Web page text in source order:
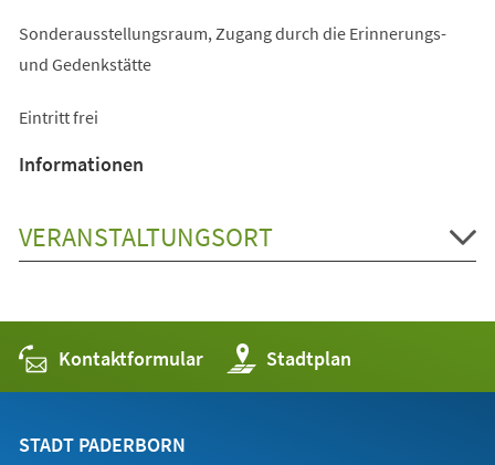
Sonderausstellungsraum, Zugang durch die Erinnerungs-
und Gedenkstätte
Eintritt frei
Informationen
VERANSTALTUNGSORT
Kontaktformular Stadtplan
(Öffnet
in
einem
STADT PADERBORN